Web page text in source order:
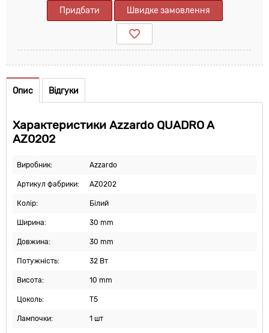
Придбати Швидке замовлення
Опис Відгуки
Характеристики Azzardo QUADRO A
AZ0202
Виробник: Azzardo
Артикул фабрики: AZ0202
Колір: Білий
Ширина: 30 mm
Довжина: 30 mm
Потужність: 32 Вт
Висота: 10 mm
Цоколь: T5
Лампочки: 1 шт